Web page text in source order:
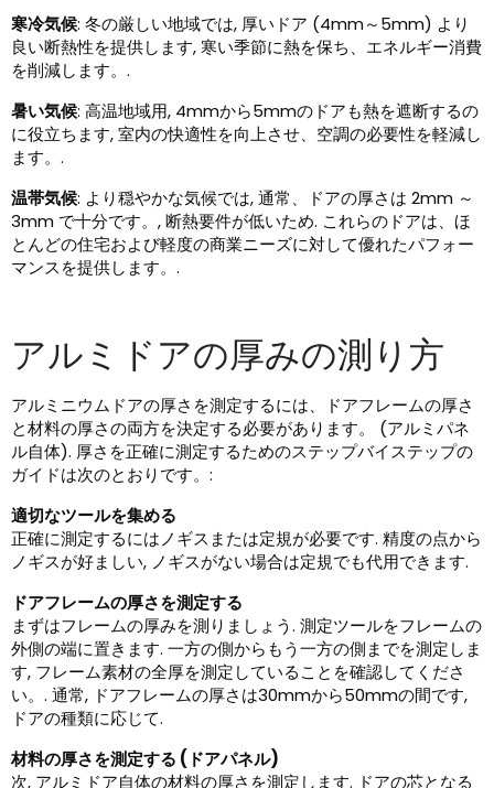
寒冷気候: 冬の厳しい地域では, 厚いドア (4mm～5mm) より
良い断熱性を提供します, 寒い季節に熱を保ち、エネルギー消費
を削減します。.
暑い気候: 高温地域用, 4mmから5mmのドアも熱を遮断するの
に役立ちます, 室内の快適性を向上させ、空調の必要性を軽減し
ます。.
温帯気候: より穏やかな気候では, 通常、ドアの厚さは 2mm ～
3mm で十分です。, 断熱要件が低いため. これらのドアは、ほ
とんどの住宅および軽度の商業ニーズに対して優れたパフォー
マンスを提供します。.
アルミドアの厚みの測り方
アルミニウムドアの厚さを測定するには、ドアフレームの厚さ
と材料の厚さの両方を決定する必要があります。 (アルミパネ
ル自体). 厚さを正確に測定するためのステップバイステップの
ガイドは次のとおりです。:
適切なツールを集める
正確に測定するにはノギスまたは定規が必要です. 精度の点から
ノギスが好ましい, ノギスがない場合は定規でも代用できます.
ドアフレームの厚さを測定する
まずはフレームの厚みを測りましょう. 測定ツールをフレームの
外側の端に置きます. 一方の側からもう一方の側までを測定しま
す, フレーム素材の全厚を測定していることを確認してくださ
い。. 通常, ドアフレームの厚さは30mmから50mmの間です,
ドアの種類に応じて.
材料の厚さを測定する (ドアパネル)
次, アルミドア自体の材料の厚さを測定します. ドアの芯となる